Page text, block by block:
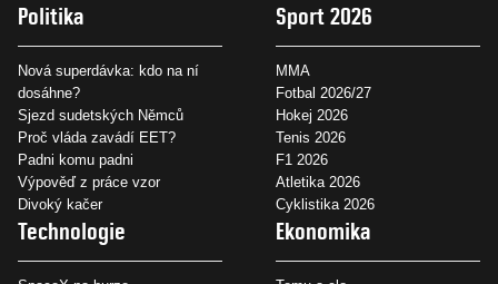
Politika
Nová superdávka: kdo na ní
dosáhne?
Sjezd sudetských Němců
Proč vláda zavádí EET?
Padni komu padni
Výpověď z práce vzor
Divoký kačer
Sport 2026
MMA
Fotbal 2026/27
Hokej 2026
Tenis 2026
F1 2026
Atletika 2026
Cyklistika 2026
Technologie Ekonomika